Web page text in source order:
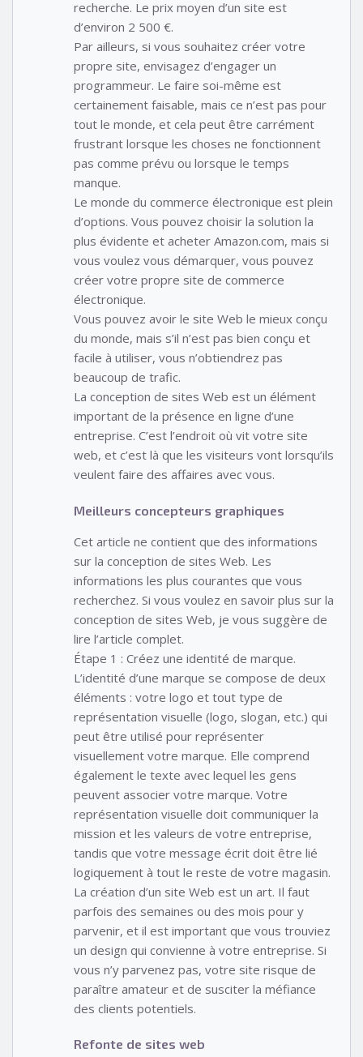
recherche. Le prix moyen d’un site est
d’environ 2 500 €.
Par ailleurs, si vous souhaitez créer votre
propre site, envisagez d’engager un
programmeur. Le faire soi-même est
certainement faisable, mais ce n’est pas pour
tout le monde, et cela peut être carrément
frustrant lorsque les choses ne fonctionnent
pas comme prévu ou lorsque le temps
manque.
Le monde du commerce électronique est plein
d’options. Vous pouvez choisir la solution la
plus évidente et acheter Amazon.com, mais si
vous voulez vous démarquer, vous pouvez
créer votre propre site de commerce
électronique.
Vous pouvez avoir le site Web le mieux conçu
du monde, mais s’il n’est pas bien conçu et
facile à utiliser, vous n’obtiendrez pas
beaucoup de trafic.
La conception de sites Web est un élément
important de la présence en ligne d’une
entreprise. C’est l’endroit où vit votre site
web, et c’est là que les visiteurs vont lorsqu’ils
veulent faire des affaires avec vous.
Meilleurs concepteurs graphiques
Cet article ne contient que des informations
sur la conception de sites Web. Les
informations les plus courantes que vous
recherchez. Si vous voulez en savoir plus sur la
conception de sites Web, je vous suggère de
lire l’article complet.
Étape 1 : Créez une identité de marque.
L’identité d’une marque se compose de deux
éléments : votre logo et tout type de
représentation visuelle (logo, slogan, etc.) qui
peut être utilisé pour représenter
visuellement votre marque. Elle comprend
également le texte avec lequel les gens
peuvent associer votre marque. Votre
représentation visuelle doit communiquer la
mission et les valeurs de votre entreprise,
tandis que votre message écrit doit être lié
logiquement à tout le reste de votre magasin.
La création d’un site Web est un art. Il faut
parfois des semaines ou des mois pour y
parvenir, et il est important que vous trouviez
un design qui convienne à votre entreprise. Si
vous n’y parvenez pas, votre site risque de
paraître amateur et de susciter la méfiance
des clients potentiels.
Refonte de sites web